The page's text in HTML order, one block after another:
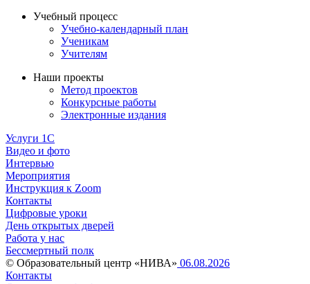
Учебный процесс
Учебно-календарный план
Ученикам
Учителям
Наши проекты
Метод проектов
Конкурсные работы
Электронные издания
Услуги 1C
Видео и фото
Интервью
Мероприятия
Инструкция к Zoom
Контакты
Цифровые уроки
День открытых дверей
Работа у нас
Бессмертный полк
© Образовательный центр «НИВА» 06.08.2026
Контакты